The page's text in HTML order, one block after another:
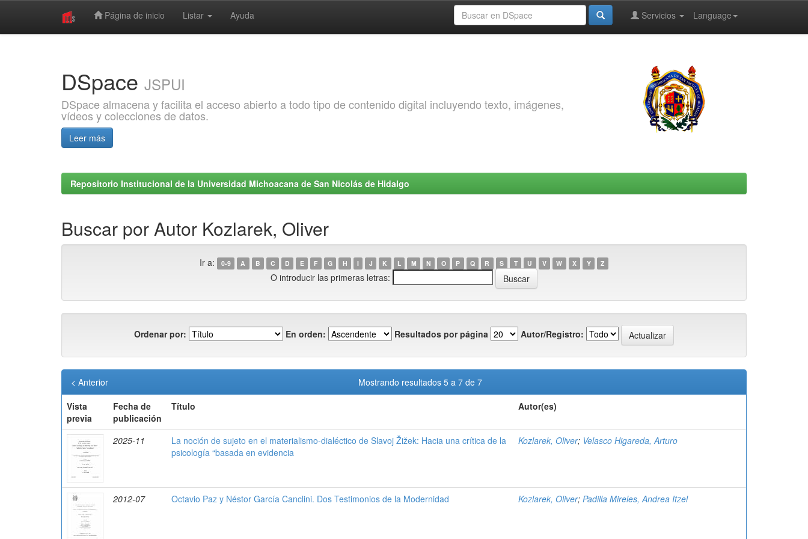
Página de inicio Listar Ayuda Language
Servicios
DSpace JSPUI
DSpace almacena y facilita el acceso abierto a todo tipo de contenido digital incluyendo texto, imágenes,
vídeos y colecciones de datos.
Leer más
Repositorio Institucional de la Universidad Michoacana de San Nicolás de Hidalgo
Buscar por Autor Kozlarek, Oliver
Ir a: 0-9 A B C D E F G H I J K L M N O P Q R S T U V W X Y Z
O introducir las primeras letras:
Ordenar por: En orden: Resultados por página Autor/Registro:
Mostrando resultados 5 a 7 de 7
< Anterior
Vista
previa
Fecha de
publicación
Título Autor(es)
2025-11
La noción de sujeto en el materialismo-dialéctico de Slavoj Žižek: Hacia una crítica de la
psicología “basada en evidencia
Kozlarek, Oliver; Velasco Higareda, Arturo
2012-07 Octavio Paz y Néstor García Canclini. Dos Testimonios de la Modernidad Kozlarek, Oliver; Padilla Mireles, Andrea Itzel